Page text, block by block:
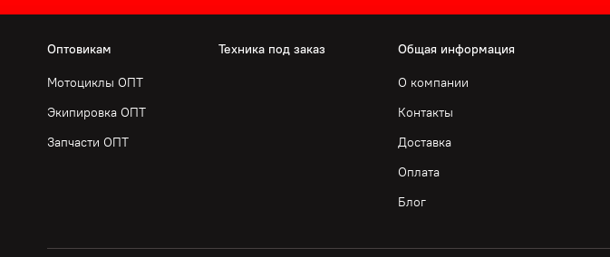
Оптовикам
Мотоциклы ОПТ
Экипировка ОПТ
Запчасти ОПТ
Техника под заказ Общая информация
О компании
Контакты
Доставка
Оплата
Блог